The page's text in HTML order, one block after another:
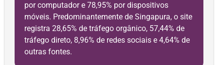
por computador e 78,95% por dispositivos
móveis. Predominantemente de Singapura, o site
registra 28,65% de tráfego orgânico, 57,44% de
tráfego direto, 8,96% de redes sociais e 4,64% de
outras fontes.